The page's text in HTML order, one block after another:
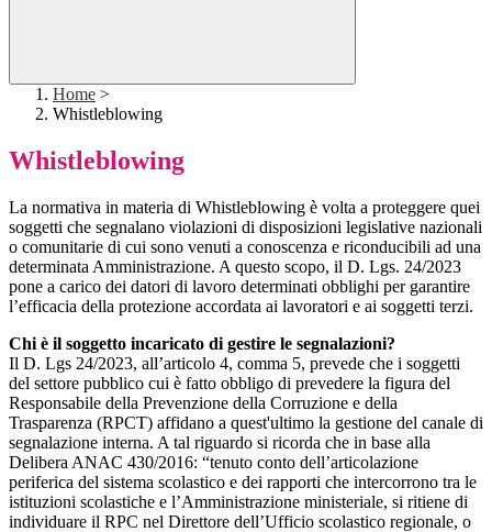
Home >
Whistleblowing
Whistleblowing
La normativa in materia di Whistleblowing è volta a proteggere quei
soggetti che segnalano violazioni di disposizioni legislative nazionali
o comunitarie di cui sono venuti a conoscenza e riconducibili ad una
determinata Amministrazione. A questo scopo, il D. Lgs. 24/2023
pone a carico dei datori di lavoro determinati obblighi per garantire
l’efficacia della protezione accordata ai lavoratori e ai soggetti terzi.
Chi è il soggetto incaricato di gestire le segnalazioni?
Il D. Lgs 24/2023, all’articolo 4, comma 5, prevede che i soggetti
del settore pubblico cui è fatto obbligo di prevedere la figura del
Responsabile della Prevenzione della Corruzione e della
Trasparenza (RPCT) affidano a quest'ultimo la gestione del canale di
segnalazione interna. A tal riguardo si ricorda che in base alla
Delibera ANAC 430/2016: “tenuto conto dell’articolazione
periferica del sistema scolastico e dei rapporti che intercorrono tra le
istituzioni scolastiche e l’Amministrazione ministeriale, si ritiene di
individuare il RPC nel Direttore dell’Ufficio scolastico regionale, o